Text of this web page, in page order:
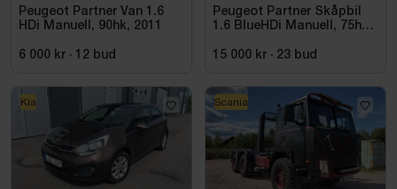
Peugeot Partner Van 1.6
HDi Manuell, 90hk, 2011
6 000 kr · 12 bud
Peugeot Partner Skåpbil
1.6 BlueHDi Manuell, 75hk,
15 000 kr · 23 bud
Kia Scania